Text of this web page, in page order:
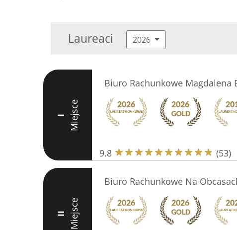
Laureaci 2026
I Miejsce
Biuro Rachunkowe Magdalena
9.8 (53)
II Miejsce
Biuro Rachunkowe Na